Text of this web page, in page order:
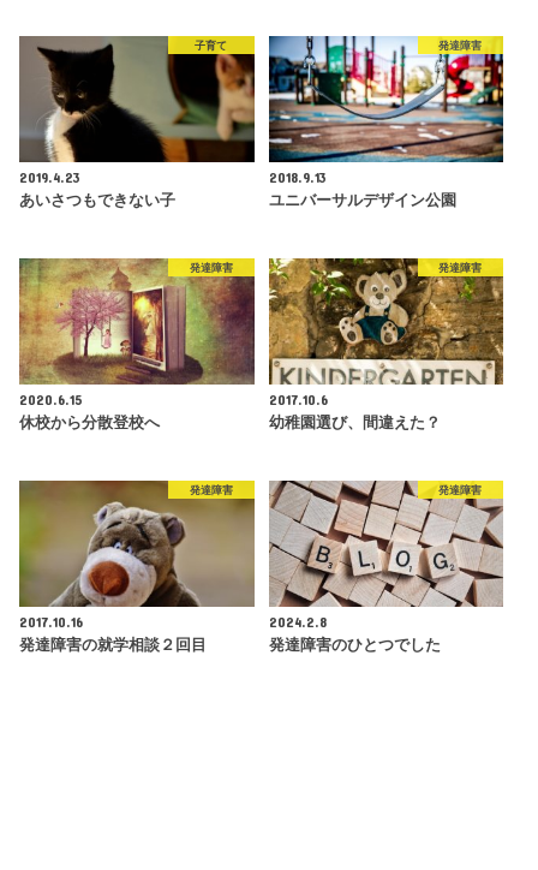
子育て
2019.4.23
あいさつもできない子
発達障害
2018.9.13
ユニバーサルデザイン公園
発達障害
2020.6.15
休校から分散登校へ
発達障害
2017.10.6
幼稚園選び、間違えた？
発達障害
2017.10.16
発達障害の就学相談２回目
発達障害
2024.2.8
発達障害のひとつでした